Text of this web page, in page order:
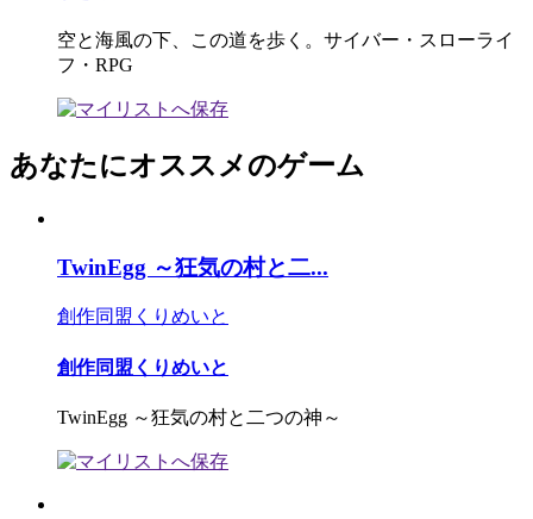
空と海風の下、この道を歩く。サイバー・スローライ
フ・RPG
あなたにオススメのゲーム
TwinEgg ～狂気の村と二...
創作同盟くりめいと
創作同盟くりめいと
TwinEgg ～狂気の村と二つの神～